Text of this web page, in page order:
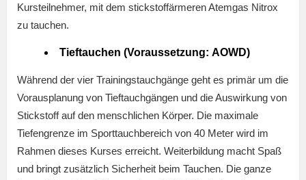
Kursteilnehmer, mit dem stickstoffärmeren Atemgas Nitrox
zu tauchen.
Tieftauchen (Voraussetzung: AOWD)
Während der vier Trainingstauchgänge geht es primär um die
Vorausplanung von Tieftauchgängen und die Auswirkung von
Stickstoff auf den menschlichen Körper. Die maximale
Tiefengrenze im Sporttauchbereich von 40 Meter wird im
Rahmen dieses Kurses erreicht. Weiterbildung macht Spaß
und bringt zusätzlich Sicherheit beim Tauchen. Die ganze